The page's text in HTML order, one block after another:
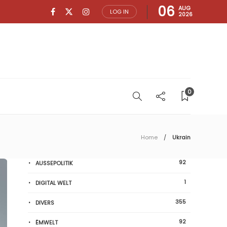
LOG IN 06 AUG
2026
0
Home Ukrain
AUSSEPOLITIK 92
DIGITAL WELT 1
DIVERS 355
ËMWELT 92